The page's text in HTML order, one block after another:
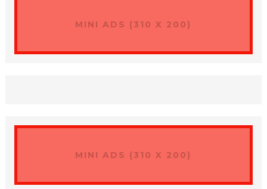
MINI ADS (310 X 200)
MINI ADS (310 X 200)